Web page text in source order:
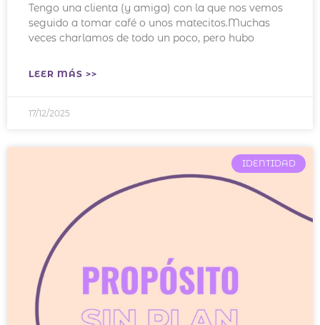
Tengo una clienta (y amiga) con la que nos vemos
seguido a tomar café o unos matecitos.Muchas
veces charlamos de todo un poco, pero hubo
LEER MÁS >>
17/12/2025
IDENTIDAD